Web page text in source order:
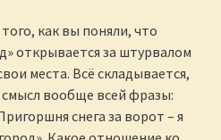
как вы поняли, что
открывается за штурвалом
места. Всё складывается,
смысл вообще всей фразы:
снега за ворот – я